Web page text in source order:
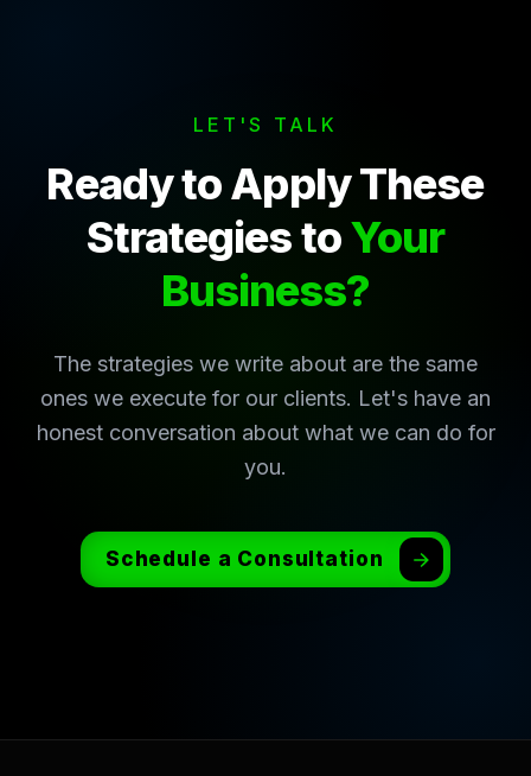
LET'S TALK
Ready to Apply These
Strategies toYour
Business?
The strategies we write about are the same
ones we execute for our clients. Let's have an
honest conversation about what we can do for
you.
Schedule a Consultation